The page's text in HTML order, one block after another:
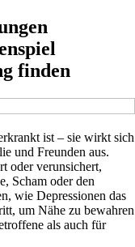
finden
ist – sie wirkt sich
und Freunden aus.
oder verunsichert,
Scham oder den
wie Depressionen das
um Nähe zu bewahren
als auch für